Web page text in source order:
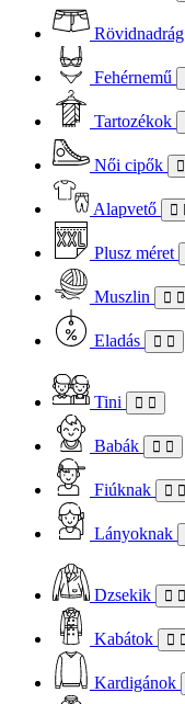
Rövidnadrág
Fehérnemű
Tartozékok
Női cipők
Alapvető
Plusz méret
Muszlin
Eladás
Tini
Babák
Fiúknak
Lányoknak
Dzsekik
Kabátok
Kardigánok